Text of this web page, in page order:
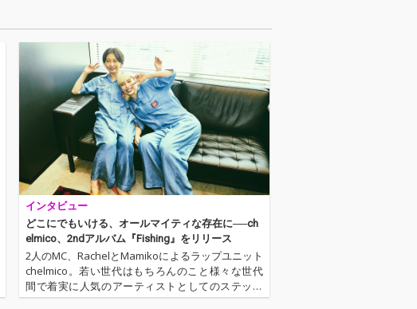
てきた数々の楽曲の完
成版がここに集結。さ
らに、パソコン音楽ク
ラブとの二度目の共作
となる“ I just wanna d
ance with you- period
t.” 。思わず踊らずには
居られない、軽快で心
地いいサウンドを凝縮
したEPが完成。
インタビュー
どこにでもいける、オールマイティな存在に──ch
elmico、2ndアルバム『Fishing』をリリース
2人のMC、RachelとMamikoによるラップユニット
chelmico。若い世代はもちろんのこと様々な世代
間で着実に人気のアーティストとしてのステップ
を駆け上がっている彼女らが待望の2ndアルバムを